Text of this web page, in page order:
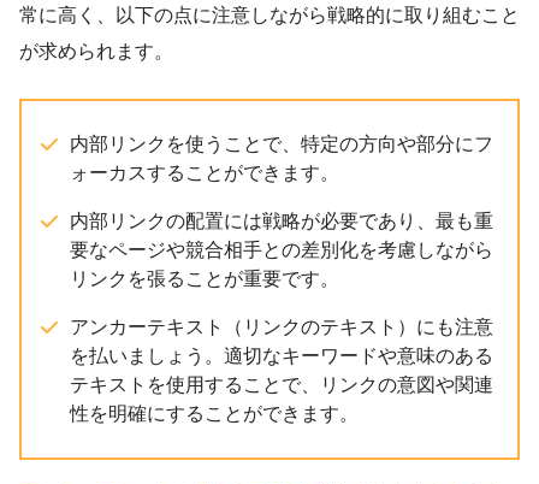
常に高く、以下の点に注意しながら戦略的に取り組むこと
が求められます。
内部リンクを使うことで、特定の方向や部分にフ
ォーカスすることができます。
内部リンクの配置には戦略が必要であり、最も重
要なページや競合相手との差別化を考慮しながら
リンクを張ることが重要です。
アンカーテキスト（リンクのテキスト）にも注意
を払いましょう。適切なキーワードや意味のある
テキストを使用することで、リンクの意図や関連
性を明確にすることができます。